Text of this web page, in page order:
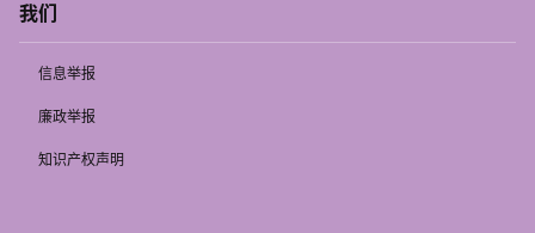
我们
信息举报
廉政举报
知识产权声明